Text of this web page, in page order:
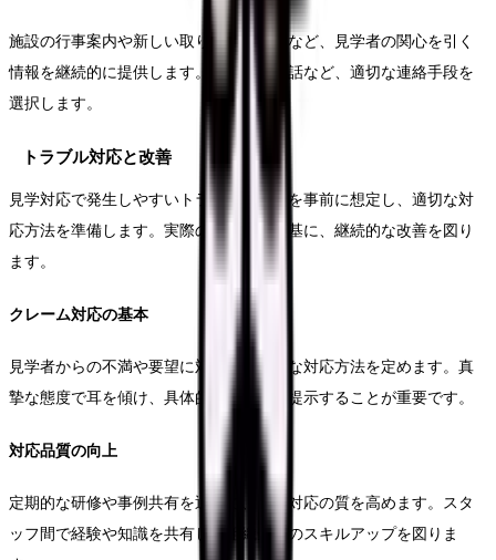
施設の行事案内や新しい取り組みの紹介など、見学者の関心を引く
情報を継続的に提供します。メールや電話など、適切な連絡手段を
選択します。
トラブル対応と改善
見学対応で発生しやすいトラブルや課題を事前に想定し、適切な対
応方法を準備します。実際の対応事例を基に、継続的な改善を図り
ます。
クレーム対応の基本
見学者からの不満や要望に対する基本的な対応方法を定めます。真
摯な態度で耳を傾け、具体的な改善策を提示することが重要です。
対応品質の向上
定期的な研修や事例共有を通じて、見学対応の質を高めます。スタ
ッフ間で経験や知識を共有し、組織全体のスキルアップを図りま